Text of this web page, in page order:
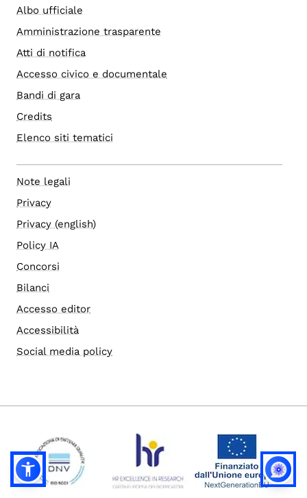
Albo ufficiale
Amministrazione trasparente
Atti di notifica
Accesso civico e documentale
Bandi di gara
Credits
Elenco siti tematici
Note legali
Privacy
Privacy (english)
Policy IA
Concorsi
Bilanci
Accesso editor
Accessibilità
Social media policy